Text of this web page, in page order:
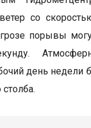
со
порывы
день недели